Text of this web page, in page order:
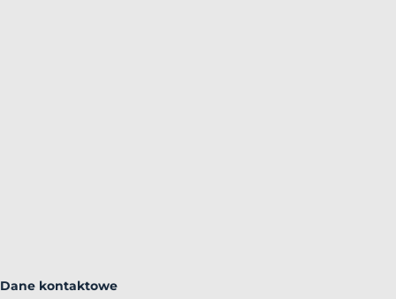
Dane kontaktowe